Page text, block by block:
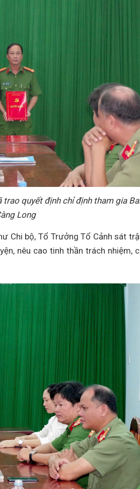
quyết định chỉ định tham gia
Long
Chi bộ, Tổ Trưởng Tổ Cảnh sát
nêu cao tinh thần trách nhiệm,